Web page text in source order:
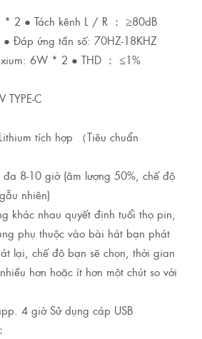
2 ● Tách kênh L / R ： ≥80dB
Đáp ứng tần số: 70HZ-18KHZ
6W * 2 ● THD ： ≤1%
TYPE-C
tích hợp （Tiêu chuẩn
8-10 giờ (âm lượng 50%, chế độ
nhiên)
khác nhau quyết định tuổi thọ pin,
phụ thuộc vào bài hát bạn phát
lại, chế độ bạn sẽ chọn, thời gian
hơn hoặc ít hơn một chút so với
4 giờ Sử dụng cáp USB